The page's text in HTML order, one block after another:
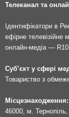
Телеканал та
Ідентифікатори в
ефірне
онлайн-медіа —
Суб’єкт у сфері
Товариство з
Місцезнаходження:
46000, м.